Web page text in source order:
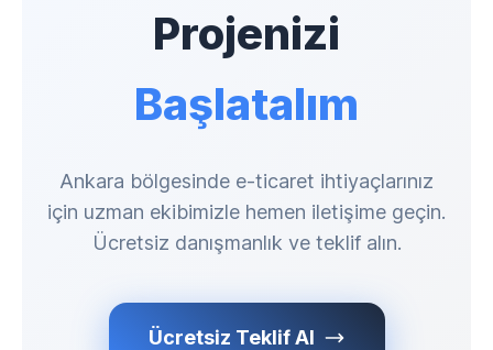
Projenizi
Başlatalım
Ankara bölgesinde e-ticaret ihtiyaçlarınız
için uzman ekibimizle hemen iletişime geçin.
Ücretsiz danışmanlık ve teklif alın.
Ücretsiz Teklif Al